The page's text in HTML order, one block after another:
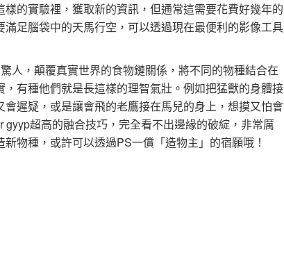
的實驗裡，獲取新的資訊，但通常這需要花費好幾年的
足腦袋中的天馬行空，可以透過現在最便利的影像工具
人，顛覆真實世界的食物鏈關係，將不同的物種結合在
有種他們就是長這樣的理智氣壯。例如把猛獸的身體接
遲疑，或是讓會飛的老鷹接在馬兒的身上，想摸又怕會
超高的融合技巧，完全看不出邊緣的破綻，非常厲
物種，或許可以透過PS一償「造物主」的宿願哦！